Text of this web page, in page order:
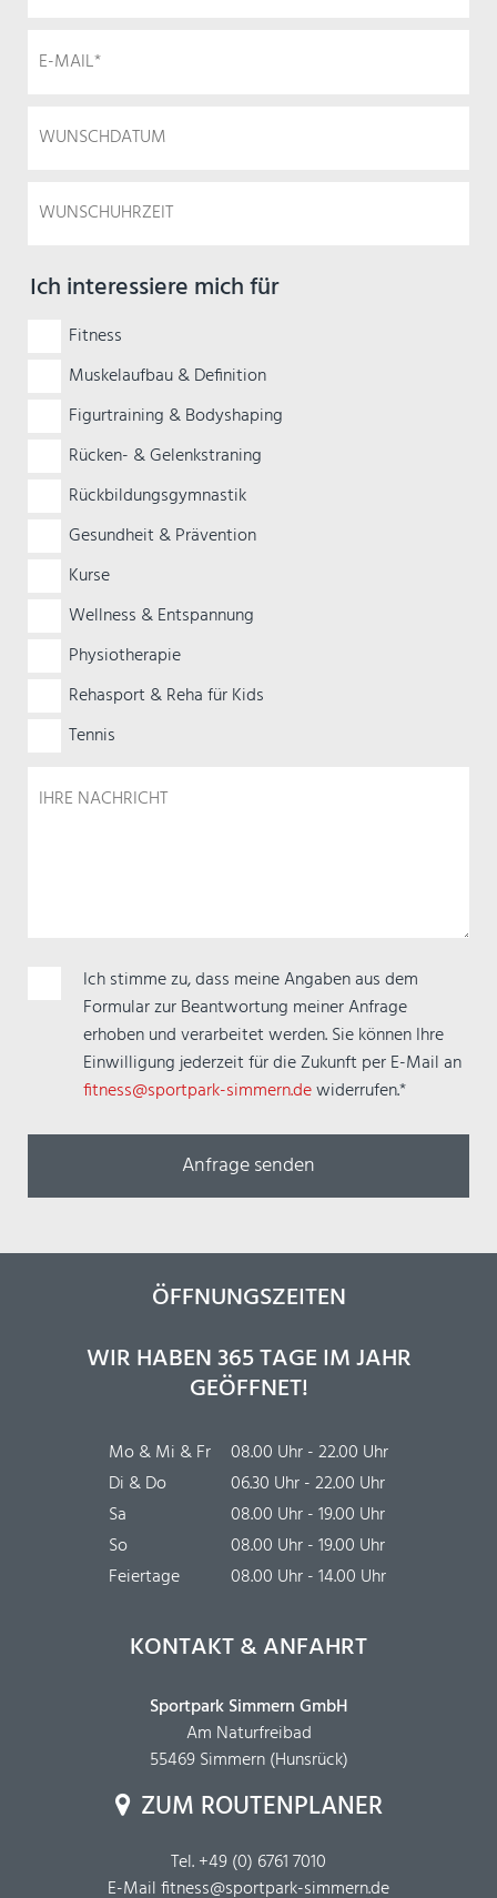
Ich interessiere mich für
Fitness
Muskelaufbau & Definition
Figurtraining & Bodyshaping
Rücken- & Gelenkstraning
Rückbildungsgymnastik
Gesundheit & Prävention
Kurse
Wellness & Entspannung
Physiotherapie
Rehasport & Reha für Kids
Tennis
PflichtfeldIch stimme zu, dass meine Angaben aus dem
Formular zur Beantwortung meiner Anfrage
erhoben und verarbeitet werden. Sie können Ihre
Einwilligung jederzeit für die Zukunft per E-Mail an
fitness@sportpark-simmern.dewiderrufen.*
ÖFFNUNGSZEITEN
WIR HABEN 365 TAGE IM JAHR
GEÖFFNET!
Mo & Mi & Fr
08.00 Uhr - 22.00 Uhr
Di & Do
06.30 Uhr - 22.00 Uhr
Sa
08.00 Uhr - 19.00 Uhr
So
08.00 Uhr - 19.00 Uhr
Feiertage
08.00 Uhr - 14.00 Uhr
KONTAKT & ANFAHRT
Sportpark Simmern GmbH
Am Naturfreibad
55469 Simmern (Hunsrück)
ZUM ROUTENPLANER
Tel.+49 (0) 6761 7010
E-Mailfitness@sportpark-simmern.de